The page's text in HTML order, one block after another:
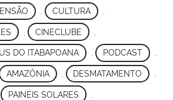
CULTURA
CINECLUBE
DO ITABAPOANA , PODCAST ,
AMAZÔNIA DESMATAMENTO
PAINÉIS SOLARES